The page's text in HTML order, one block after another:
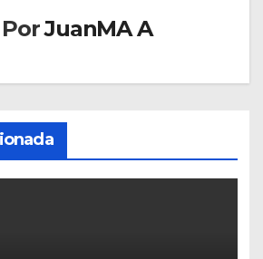
PorJuanMA A